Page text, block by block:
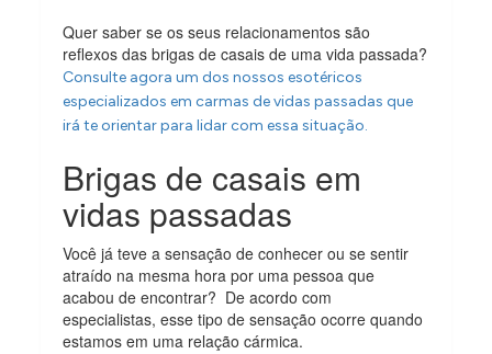
Quer saber se os seus relacionamentos são
reflexos das brigas de casais de uma vida passada?
Consulte agora um dos nossos esotéricos
especializados em carmas de vidas passadas que
irá te orientar para lidar com essa situação.
Brigas de casais em
vidas passadas
Você já teve a sensação de conhecer ou se sentir
atraído na mesma hora por uma pessoa que
acabou de encontrar? De acordo com
especialistas, esse tipo de sensação ocorre quando
estamos em uma relação cármica.